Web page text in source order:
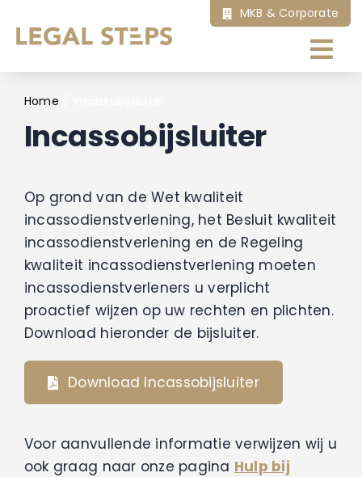
naar
MKB & Corporate
Home
Ik zoek hulp bij
Onze diensten
Artikelen
Over ons
Contact
Home
Incassobijsluiter
Op grond van de Wet kwaliteit
incassodienstverlening, het Besluit kwaliteit
incassodienstverlening en de Regeling
kwaliteit incassodienstverlening moeten
incassodienstverleners u verplicht
proactief wijzen op uw rechten en plichten.
Download hieronder de bijsluiter.
Download Incassobijsluiter
Voor aanvullende informatie verwijzen wij u
ook graag naar onze pagina Hulp bij